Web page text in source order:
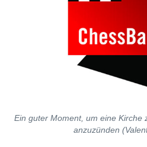
Ein guter Moment, um eine Kirche
anzuzünden